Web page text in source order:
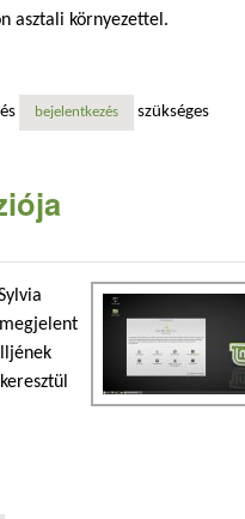
asztali környezettel.
és bejelentkezés szükséges